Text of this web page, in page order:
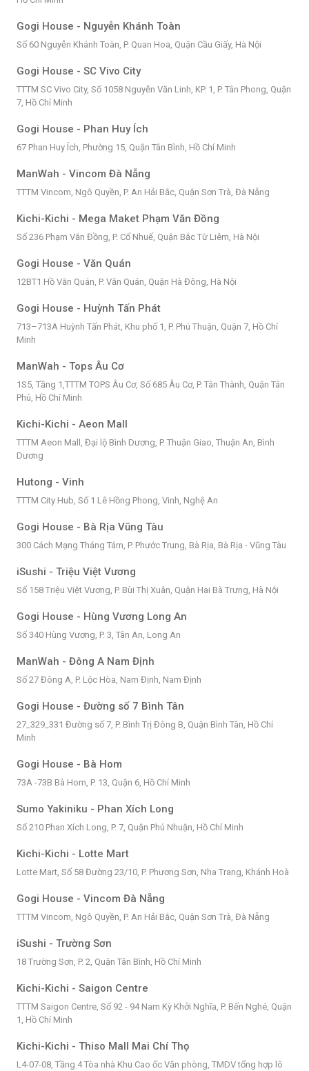
Gogi House - Nguyễn Khánh Toàn
Số 60 Nguyễn Khánh Toàn, P. Quan Hoa, Quận Cầu Giấy, Hà Nội
Gogi House - SC Vivo City
TTTM SC Vivo City, Số 1058 Nguyễn Văn Linh, KP. 1, P. Tân Phong, Quận
7, Hồ Chí Minh
Gogi House - Phan Huy Ích
67 Phan Huy Ích, Phường 15, Quận Tân Bình, Hồ Chí Minh
ManWah - Vincom Đà Nẵng
TTTM Vincom, Ngô Quyền, P. An Hải Bắc, Quận Sơn Trà, Đà Nẵng
Kichi-Kichi - Mega Maket Phạm Văn Đồng
Số 236 Phạm Văn Đồng, P. Cổ Nhuế, Quận Bắc Từ Liêm, Hà Nội
Gogi House - Văn Quán
12BT1 Hồ Văn Quán, P. Văn Quán, Quận Hà Đông, Hà Nội
Gogi House - Huỳnh Tấn Phát
713–713A Huỳnh Tấn Phát, Khu phố 1, P. Phú Thuận, Quận 7, Hồ Chí
Minh
ManWah - Tops Âu Cơ
1S5, Tầng 1,TTTM TOPS Âu Cơ, Số 685 Âu Cơ, P. Tân Thành, Quận Tân
Phú, Hồ Chí Minh
Kichi-Kichi - Aeon Mall
TTTM Aeon Mall, Đại lộ Bình Dương, P. Thuận Giao, Thuận An, Bình
Dương
Hutong - Vinh
TTTM City Hub, Số 1 Lê Hồng Phong, Vinh, Nghệ An
Gogi House - Bà Rịa Vũng Tàu
300 Cách Mạng Tháng Tám, P. Phước Trung, Bà Rịa, Bà Rịa - Vũng Tàu
iSushi - Triệu Việt Vương
Số 158 Triệu Việt Vương, P. Bùi Thị Xuân, Quận Hai Bà Trưng, Hà Nội
Gogi House - Hùng Vương Long An
Số 340 Hùng Vương, P. 3, Tân An, Long An
ManWah - Đông A Nam Định
Số 27 Đông A, P. Lộc Hòa, Nam Định, Nam Định
Gogi House - Đường số 7 Bình Tân
27_329_331 Đường số 7, P. Bình Trị Đông B, Quận Bình Tân, Hồ Chí
Minh
Gogi House - Bà Hom
73A -73B Bà Hom, P. 13, Quận 6, Hồ Chí Minh
Sumo Yakiniku - Phan Xích Long
Số 210 Phan Xích Long, P. 7, Quận Phú Nhuận, Hồ Chí Minh
Kichi-Kichi - Lotte Mart
Lotte Mart, Số 58 Đường 23/10, P. Phương Sơn, Nha Trang, Khánh Hoà
Gogi House - Vincom Đà Nẵng
TTTM Vincom, Ngô Quyền, P. An Hải Bắc, Quận Sơn Trà, Đà Nẵng
iSushi - Trường Sơn
18 Trường Sơn, P. 2, Quận Tân Bình, Hồ Chí Minh
Kichi-Kichi - Saigon Centre
TTTM Saigon Centre, Số 92 - 94 Nam Kỳ Khởi Nghĩa, P. Bến Nghé, Quận
1, Hồ Chí Minh
Kichi-Kichi - Thiso Mall Mai Chí Thọ
L4-07-08, Tầng 4 Tòa nhà Khu Cao ốc Văn phòng, TMDV tổng hợp lô